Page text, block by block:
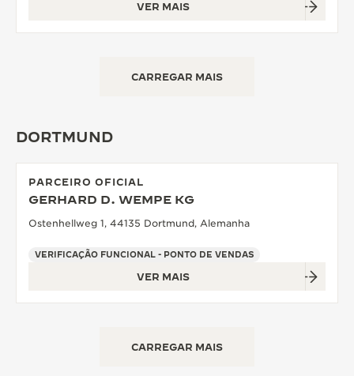
VER MAIS
CARREGAR MAIS
DORTMUND
PARCEIRO OFICIAL
GERHARD D. WEMPE KG
Ostenhellweg 1, 44135 Dortmund, Alemanha
VERIFICAÇÃO FUNCIONAL - PONTO DE VENDAS
VER MAIS
CARREGAR MAIS